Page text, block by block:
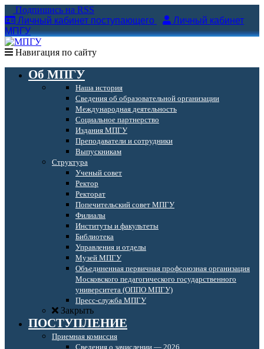
Подпишись на RSS
Личный кабинет поступающего
Личный кабинет
МПГУ
Навигация по сайту
Об МПГУ
Наша история
Сведения об образовательной организации
Международная деятельность
Социальное партнерство
Издания МПГУ
Преподаватели и сотрудники
Выпускникам
Структура
Ученый совет
Ректор
Ректорат
Попечительский совет МПГУ
Филиалы
Институты и факультеты
Библиотека
Управления и отделы
Музей МПГУ
Объединенная первичная профсоюзная организация
Московского педагогического государственного
университета (ОППО МПГУ)
Пресс-служба МПГУ
Закрыть
ПОСТУПЛЕНИЕ
Приемная комиссия
Сведения о зачислении — 2026